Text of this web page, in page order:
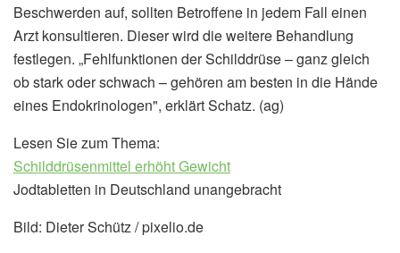
Beschwerden auf, sollten Betroffene in jedem Fall einen
Arzt konsultieren. Dieser wird die weitere Behandlung
festlegen. „Fehlfunktionen der Schilddrüse – ganz gleich
ob stark oder schwach – gehören am besten in die Hände
eines Endokrinologen", erklärt Schatz. (ag)
Lesen Sie zum Thema:
Schilddrüsenmittel erhöht Gewicht
Jodtabletten in Deutschland unangebracht
Bild: Dieter Schütz / pixelio.de